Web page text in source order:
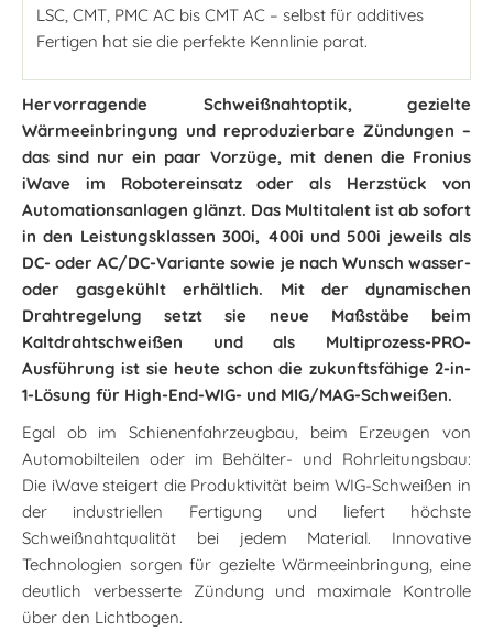
LSC, CMT, PMC AC bis CMT AC – selbst für additives
Fertigen hat sie die perfekte Kennlinie parat.
Hervorragende Schweißnahtoptik, gezielte
Wärmeeinbringung und reproduzierbare Zündungen –
das sind nur ein paar Vorzüge, mit denen die Fronius
iWave im Robotereinsatz oder als Herzstück von
Automationsanlagen glänzt. Das Multitalent ist ab sofort
in den Leistungsklassen 300i, 400i und 500i jeweils als
DC- oder AC/DC-Variante sowie je nach Wunsch wasser-
oder gasgekühlt erhältlich. Mit der dynamischen
Drahtregelung setzt sie neue Maßstäbe beim
Kaltdrahtschweißen und als Multiprozess-PRO-
Ausführung ist sie heute schon die zukunftsfähige 2-in-
1-Lösung für High-End-WIG- und MIG/MAG-Schweißen.
Egal ob im Schienenfahrzeugbau, beim Erzeugen von
Automobilteilen oder im Behälter- und Rohrleitungsbau:
Die iWave steigert die Produktivität beim WIG-Schweißen in
der industriellen Fertigung und liefert höchste
Schweißnahtqualität bei jedem Material. Innovative
Technologien sorgen für gezielte Wärmeeinbringung, eine
deutlich verbesserte Zündung und maximale Kontrolle
über den Lichtbogen.